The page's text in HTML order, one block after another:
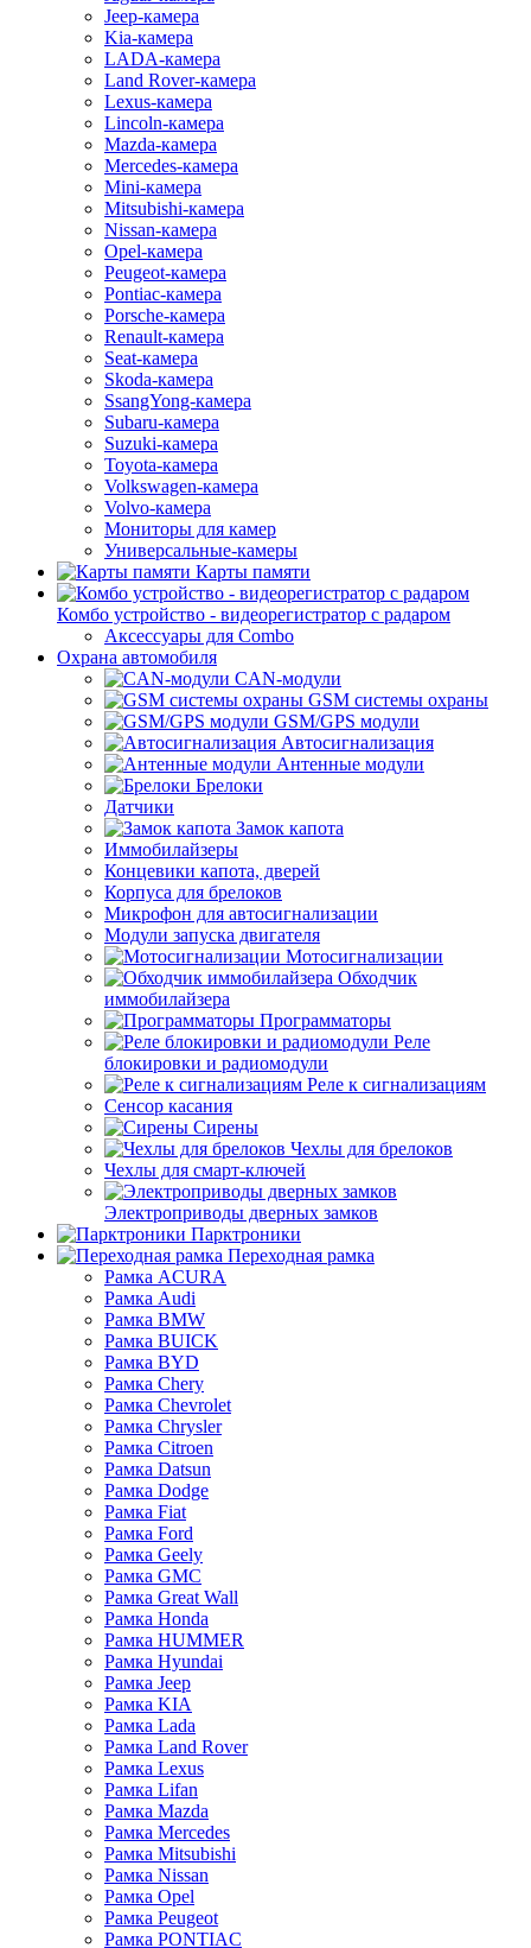
Jeep-камера
Kia-камера
LADA-камера
Land Rover-камера
Lexus-камера
Lincoln-камера
Mazda-камера
Mercedes-камера
Mini-камера
Mitsubishi-камера
Nissan-камера
Opel-камера
Peugeot-камера
Pontiac-камера
Porsche-камера
Renault-камера
Seat-камера
Skoda-камера
SsangYong-камера
Subaru-камера
Suzuki-камера
Toyota-камера
Volkswagen-камера
Volvo-камера
Мониторы для камер
Универсальные-камеры
Карты памяти
Комбо устройство - видеорегистратор с радаром
Аксессуары для Combo
Охрана автомобиля
CAN-модули
GSM системы охраны
GSM/GPS модули
Автосигнализация
Антенные модули
Брелоки
Датчики
Замок капота
Иммобилайзеры
Концевики капота, дверей
Корпуса для брелоков
Микрофон для автосигнализации
Модули запуска двигателя
Мотосигнализации
Обходчик
иммобилайзера
Программаторы
Реле
блокировки и радиомодули
Реле к сигнализациям
Сенсор касания
Сирены
Чехлы для брелоков
Чехлы для смарт-ключей
Электроприводы дверных замков
Парктроники
Переходная рамка
Рамка ACURA
Рамка Audi
Рамка BMW
Рамка BUICK
Рамка BYD
Рамка Chery
Рамка Chevrolet
Рамка Chrysler
Рамка Citroen
Рамка Datsun
Рамка Dodge
Рамка Fiat
Рамка Ford
Рамка Geely
Рамка GMC
Рамка Great Wall
Рамка Honda
Рамка HUMMER
Рамка Hyundai
Рамка Jeep
Рамка KIA
Рамка Lada
Рамка Land Rover
Рамка Lexus
Рамка Lifan
Рамка Mazda
Рамка Mercedes
Рамка Mitsubishi
Рамка Nissan
Рамка Opel
Рамка Peugeot
Рамка PONTIAC